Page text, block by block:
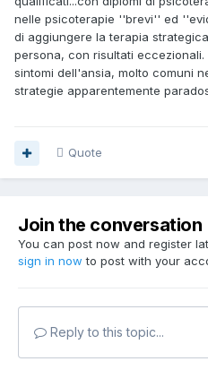
nelle psicoterapie ''brevi'' ed
di aggiungere la terapia
persona, con risultati
sintomi dell'ansia, molto comuni
strategie apparentemente
Quote
Join the conversation
You can post now and register
sign in now to post with your
Reply to this topic...